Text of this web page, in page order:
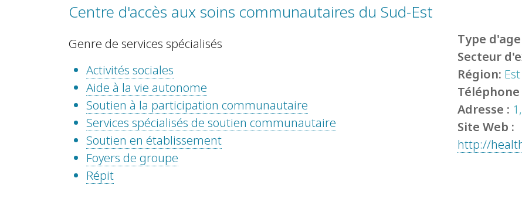
Centre d'accès aux soins communautaires du Sud-Est
Genre de services spécialisés
Activités sociales
Aide à la vie autonome
Soutien à la participation communautaire
Services spécialisés de soutien communautaire
Soutien en établissement
Foyers de groupe
Répit
Type
Secteur
Région: Est
Téléphone
Adresse :
Site Web :
http://